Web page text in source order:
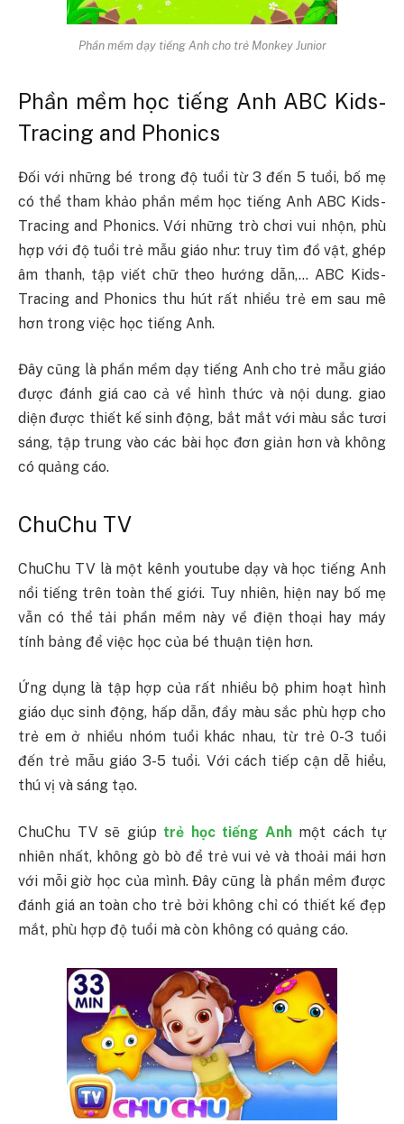
Phần mềm dạy tiếng Anh cho trẻ Monkey Junior
Phần mềm học tiếng Anh ABC Kids-
Tracing and Phonics
Đối với những bé trong độ tuổi từ 3 đến 5 tuổi, bố mẹ
có thể tham khảo phần mềm học tiếng Anh ABC Kids-
Tracing and Phonics. Với những trò chơi vui nhộn, phù
hợp với độ tuổi trẻ mẫu giáo như: truy tìm đồ vật, ghép
âm thanh, tập viết chữ theo hướng dẫn,… ABC Kids-
Tracing and Phonics thu hút rất nhiều trẻ em sau mê
hơn trong việc học tiếng Anh.
Đây cũng là phần mềm dạy tiếng Anh cho trẻ mẫu giáo
được đánh giá cao cả về hình thức và nội dung. giao
diện được thiết kế sinh động, bắt mắt với màu sắc tươi
sáng, tập trung vào các bài học đơn giản hơn và không
có quảng cáo.
ChuChu TV
ChuChu TV là một kênh youtube dạy và học tiếng Anh
nổi tiếng trên toàn thế giới. Tuy nhiên, hiện nay bố mẹ
vẫn có thể tải phần mềm này về điện thoại hay máy
tính bảng để việc học của bé thuận tiện hơn.
Ứng dụng là tập hợp của rất nhiều bộ phim hoạt hình
giáo dục sinh động, hấp dẫn, đầy màu sắc phù hợp cho
trẻ em ở nhiều nhóm tuổi khác nhau, từ trẻ 0-3 tuổi
đến trẻ mẫu giáo 3-5 tuổi. Với cách tiếp cận dễ hiểu,
thú vị và sáng tạo.
ChuChu TV sẽ giúp trẻ học tiếng Anhmột cách tự
nhiên nhất, không gò bò để trẻ vui vẻ và thoải mái hơn
với mỗi giờ học của mình. Đây cũng là phần mềm được
đánh giá an toàn cho trẻ bởi không chỉ có thiết kế đẹp
mắt, phù hợp độ tuổi mà còn không có quảng cáo.